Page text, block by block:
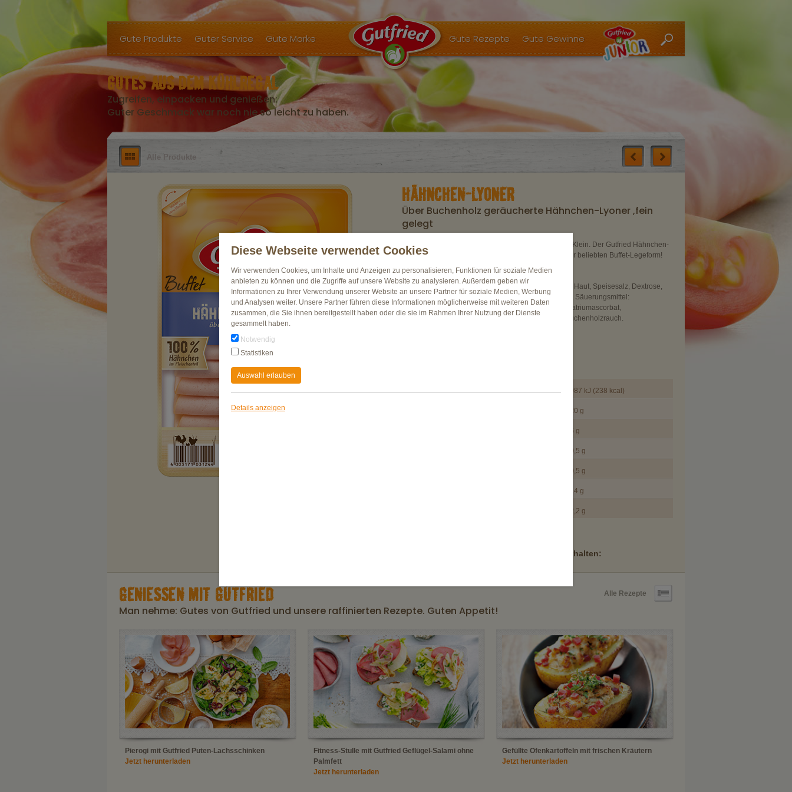
Gute Produkte Guter Service Gute Marke Gute Rezepte Gute Gewinne
GUTES AUS DEM KÜHLREGAL
Zugreifen, einpacken und genießen:
Guter Geschmack war noch nie so leicht zu haben.
Alle Produkte
HÄHNCHEN-LYONER
Über Buchenholz geräucherte Hähnchen-Lyoner ,fein
gelegt
Unser saftiger Hähnchen-Lyoner schmeckt Groß und Klein. Der Gutfried Hähnchen-
Lyoner ist einfach ein echter Aufschnitt Klassiker in der beliebten Buffet-Legeform!
Zutaten:
Hähnchenfleisch 77%, Trinkwasser, Hähnchenfett mit Haut, Speisesalz, Dextrose,
Gewürze, Stabilisatoren: Natriumcitrate, Diphosphate, Säuerungsmittel:
Citronensäure, Antioxidationsmittel: Ascorbinsäure, Natriumascorbat,
Gewürzextrakte, Konservierungsstoff: Natriumnitrit, Buchenholzrauch.
Energie 987 kJ (238 kcal)
20 g
6 g
0,5 g
0,5 g
14 g
2,2 g
3 Scheiben (16 g) Hähnchen-Lyoner enthalten:
Alle Rezepte
GENIESSEN MIT GUTFRIED
Man nehme: Gutes von Gutfried und unsere raffinierten Rezepte. Guten Appetit!
Pierogi mit Gutfried Puten-Lachsschinken
Jetzt herunterladen
Fitness-Stulle mit Gutfried Geflügel-Salami ohne
Palmfett
Jetzt herunterladen
Gefüllte Ofenkartoffeln mit frischen Kräutern
Jetzt herunterladen
Diese Webseite verwendet Cookies
Wir verwenden Cookies, um Inhalte und Anzeigen zu personalisieren, Funktionen für soziale Medien
anbieten zu können und die Zugriffe auf unsere Website zu analysieren. Außerdem geben wir
Informationen zu Ihrer Verwendung unserer Website an unsere Partner für soziale Medien, Werbung
und Analysen weiter. Unsere Partner führen diese Informationen möglicherweise mit weiteren Daten
zusammen, die Sie ihnen bereitgestellt haben oder die sie im Rahmen Ihrer Nutzung der Dienste
gesammelt haben.
Notwendig
Statistiken
Auswahl erlauben
Details anzeigen